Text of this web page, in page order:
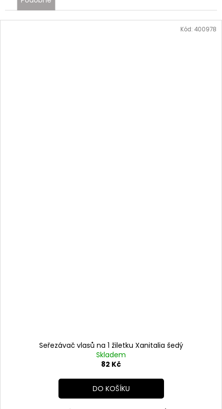
Seřezávač vlasů na 1 žiletku Xanitalia šedý
Skladem
82 Kč
DO KOŠÍKU
Kód: 400978